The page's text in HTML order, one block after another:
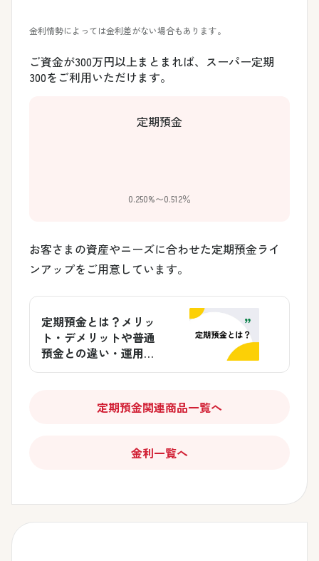
金利情勢によっては金利差がない場合もあります。
ご資金が300万円以上まとまれば、スーパー定期
300をご利用いただけます。
定期預金
0.250%〜0.512％
お客さまの資産やニーズに合わせた定期預金ライ
ンアップをご用意しています。
定期預金とは？メリッ
ト・デメリットや普通
預金との違い・運用方
法を解説
定期預金関連商品一覧へ
金利一覧へ